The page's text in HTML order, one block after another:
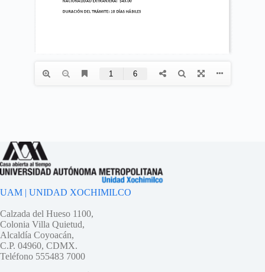
UAM | UNIDAD XOCHIMILCO
Calzada del Hueso 1100,
Colonia Villa Quietud,
Alcaldía Coyoacán,
C.P. 04960, CDMX.
Teléfono 555483 7000